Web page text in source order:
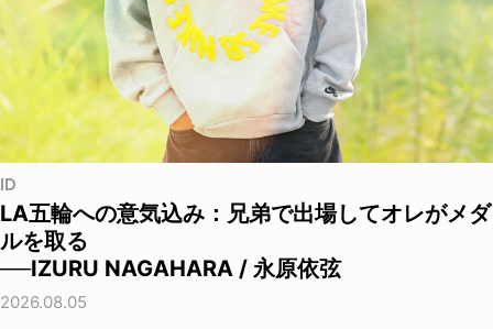
ID
LA五輪への意気込み：兄弟で出場してオレがメダ
ルを取る
──IZURU NAGAHARA / 永原依弦
2026.08.05